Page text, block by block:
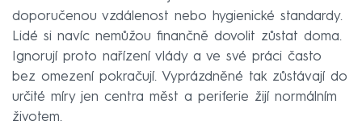
doporučenou vzdálenost nebo hygienické standardy.
Lidé si navíc nemůžou finančně dovolit zůstat doma.
Ignorují proto nařízení vlády a ve své práci často
bez omezení pokračují. Vyprázdněné tak zůstávají do
určité míry jen centra měst a periferie žijí normálním
životem.